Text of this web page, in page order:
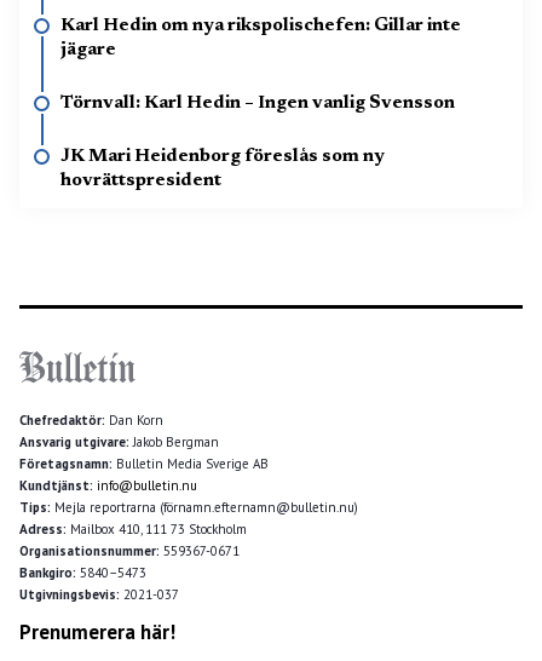
Karl Hedin om nya rikspolischefen: Gillar inte
jägare
Törnvall: Karl Hedin – Ingen vanlig Svensson
JK Mari Heidenborg föreslås som ny
hovrättspresident
Chefredaktör: Dan Korn
Ansvarig utgivare: Jakob Bergman
Företagsnamn: Bulletin Media Sverige AB
Kundtjänst: info@bulletin.nu
Tips: Mejla reportrarna (förnamn.efternamn@bulletin.nu)
Adress: Mailbox 410, 111 73 Stockholm
Organisationsnummer: 559367-0671
Bankgiro: 5840–5473
Utgivningsbevis: 2021-037
Prenumerera här!